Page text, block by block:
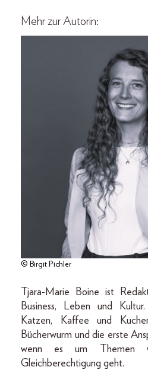
Mehr zur Autorin:
© Birgit Pichler
Tjara-Marie Boine ist
Business, Leben und
Katzen, Kaffee und
Bücherwurm und die erste
wenn es um Themen
Gleichberechtigung geht.